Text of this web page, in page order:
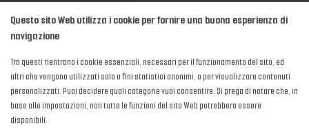
2016-2026 © AIPFM - Festa della Musica Italia Tutti i Diritti Riservati.
Privacy Policy
| Cookies
Questo sito Web utilizza i cookie per fornire una buona esperienza di
navigazione
Tra questi rientrano i cookie essenziali, necessari per il funzionamento del sito, ed
altri che vengono utilizzati solo a fini statistici anonimi, o per visualizzare contenuti
personalizzati. Puoi decidere quali categorie vuoi consentire. Si prega di notare che, in
base alle impostazioni, non tutte le funzioni del sito Web potrebbero essere
disponibili.